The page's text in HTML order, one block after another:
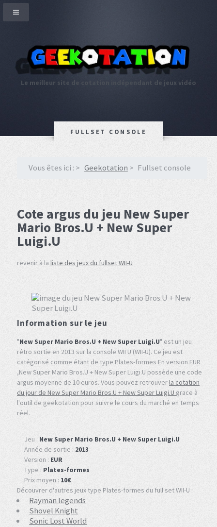
Le meilleur site de cotation indépendant de jeux vidéo
FULLSET CONSOLE
Vous êtes ici : Geekotation Fullset console
Cote argus du jeu New Super
Mario Bros.U + New Super
Luigi.U
revenir à la liste des jeux du fullset WII-U
Information sur le jeu
"New Super Mario Bros.U + New Super Luigi.U" est un jeu
rétro sortie en 2013 sur la console WII U (WII-U). Ce jeu est
catégorisé comme étant de type Plates-formes En version EUR
,New Super Mario Bros.U + New Super Luigi.U possède une code
argus moyenne de 10 euros. Vous pouvez retrouverla cotation
du jour de New Super Mario Bros.U + New Super Luigi.U grace à
l'outil de geekotation pour suivre le cours du marché en temps
réel.
Jeu : New Super Mario Bros.U + New Super Luigi.U
Année de sortie : 2013
Version : EUR
Type : Plates-formes
Prix moyen : 10€
Découvrer d'autres jeux type Plates-formes du full set WII-U :
Rayman legends
Shovel Knight
Sonic Lost World